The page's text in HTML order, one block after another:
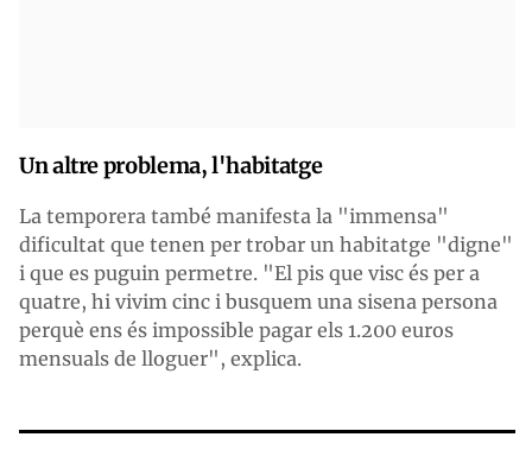
Un altre problema, l'habitatge
La temporera també manifesta la "immensa"
dificultat que tenen per trobar un habitatge "digne"
i que es puguin permetre. "El pis que visc és per a
quatre, hi vivim cinc i busquem una sisena persona
perquè ens és impossible pagar els 1.200 euros
mensuals de lloguer", explica.